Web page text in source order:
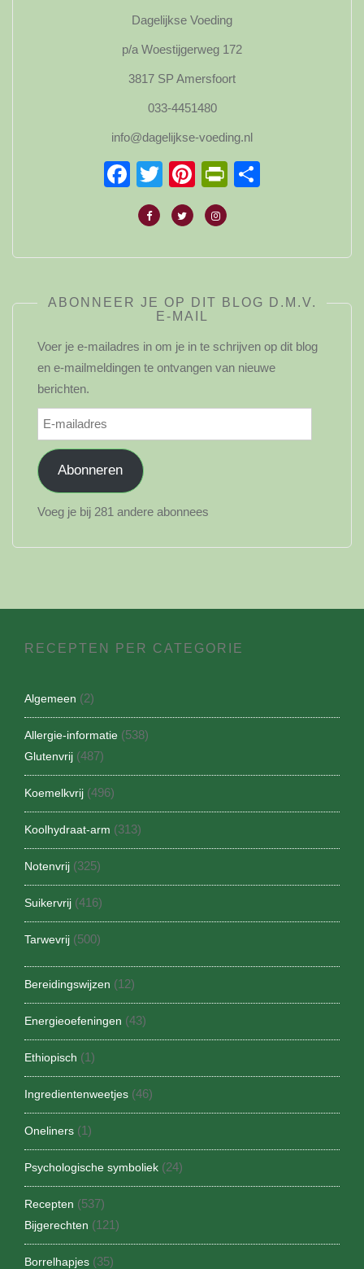
Dagelijkse Voeding
p/a Woestijgerweg 172
3817 SP Amersfoort
033-4451480
info@dagelijkse-voeding.nl
Facebook
TwitterPinterest
ABONNEER JE OP DIT BLOG D.M.V.
E-MAIL
Voer je e-mailadres in om je in te schrijven op dit blog
en e-mailmeldingen te ontvangen van nieuwe
berichten.
E-
mailadres
Abonneren
Voeg je bij 281 andere abonnees
RECEPTEN PER CATEGORIE
Algemeen (2)
Allergie-informatie (538)
Glutenvrij (487)
Koemelkvrij (496)
Koolhydraat-arm (313)
Notenvrij (325)
Suikervrij (416)
Tarwevrij (500)
Bereidingswijzen (12)
Energieoefeningen (43)
Ethiopisch (1)
Ingredientenweetjes (46)
Oneliners (1)
Psychologische symboliek (24)
Recepten (537)
Bijgerechten (121)
Borrelhapjes (35)